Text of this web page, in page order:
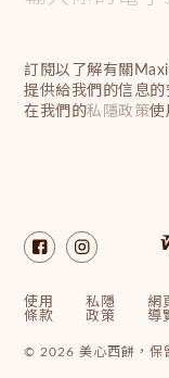
訂閱以了解有關
提供給我們的信息
在我們的私隱政策使
使用
條款
私隱
政策
網
導
© 2026 美心西餅，保